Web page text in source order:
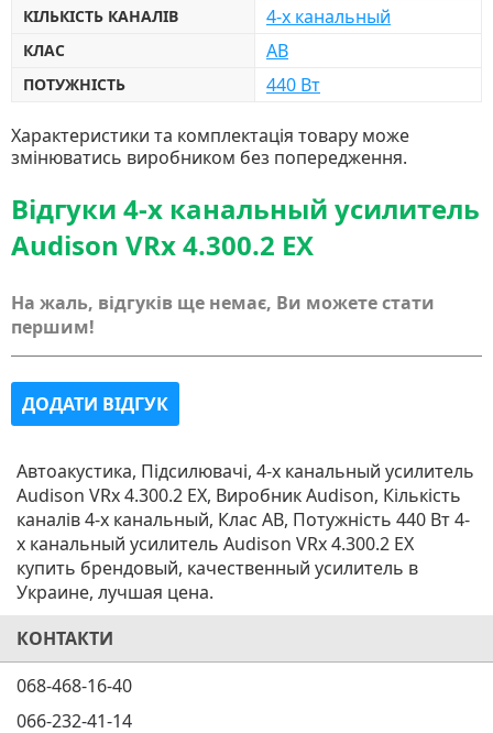
КІЛЬКІСТЬ КАНАЛІВ 4-х канальный
КЛАС AB
ПОТУЖНІСТЬ 440 Вт
Характеристики та комплектація товару може
змінюватись виробником без попередження.
Відгуки 4-х канальный усилитель
Audison VRx 4.300.2 EX
На жаль, відгуків ще немає, Ви можете стати
першим!
ДОДАТИ ВІДГУК
Автоакустика, Підсилювачі, 4-х канальный усилитель
Audison VRx 4.300.2 EX, Виробник Audison, Кількість
каналів 4-х канальный, Клас AB, Потужність 440 Вт 4-
х канальный усилитель Audison VRx 4.300.2 EX
купить брендовый, качественный усилитель в
Украине, лучшая цена.
КОНТАКТИ
068-468-16-40
066-232-41-14